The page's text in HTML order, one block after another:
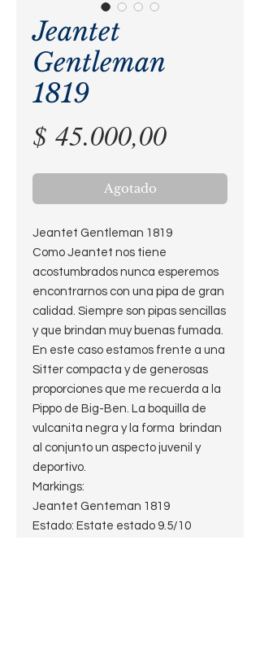
Jeantet
Gentleman
1819
$ 45.000,00Precio
Agotado
Jeantet Gentleman 1819
Como Jeantet nos tiene
acostumbrados nunca esperemos
encontrarnos con una pipa de gran
calidad. Siempre son pipas sencillas
y que brindan muy buenas fumada.
En este caso estamos frente a una
Sitter compacta y de generosas
proporciones que me recuerda a la
Pippo de Big-Ben. La boquilla de
vulcanita negra y la forma brindan
al conjunto un aspecto juvenil y
deportivo.
Markings:
Jeantet Genteman 1819
Estado: Estate estado 9.5/10